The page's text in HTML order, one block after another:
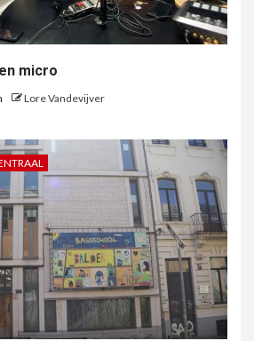
micro
Lore Vandevijver